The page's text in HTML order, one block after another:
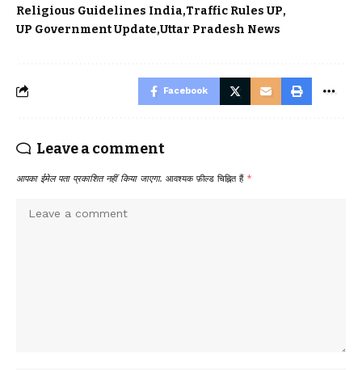
Religious Guidelines India Traffic Rules UP
UP Government Update Uttar Pradesh News
Facebook
Leave a comment
आपका ईमेल पता प्रकाशित नहीं किया जाएगा. आवश्यक फ़ील्ड चिह्नित हैं *